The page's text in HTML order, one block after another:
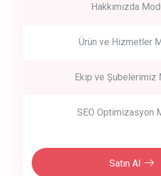
Hakkımızda
Ürün ve Hizmetler
Ekip ve Şubelerimiz
SEO Optimizasyon
Satın Al